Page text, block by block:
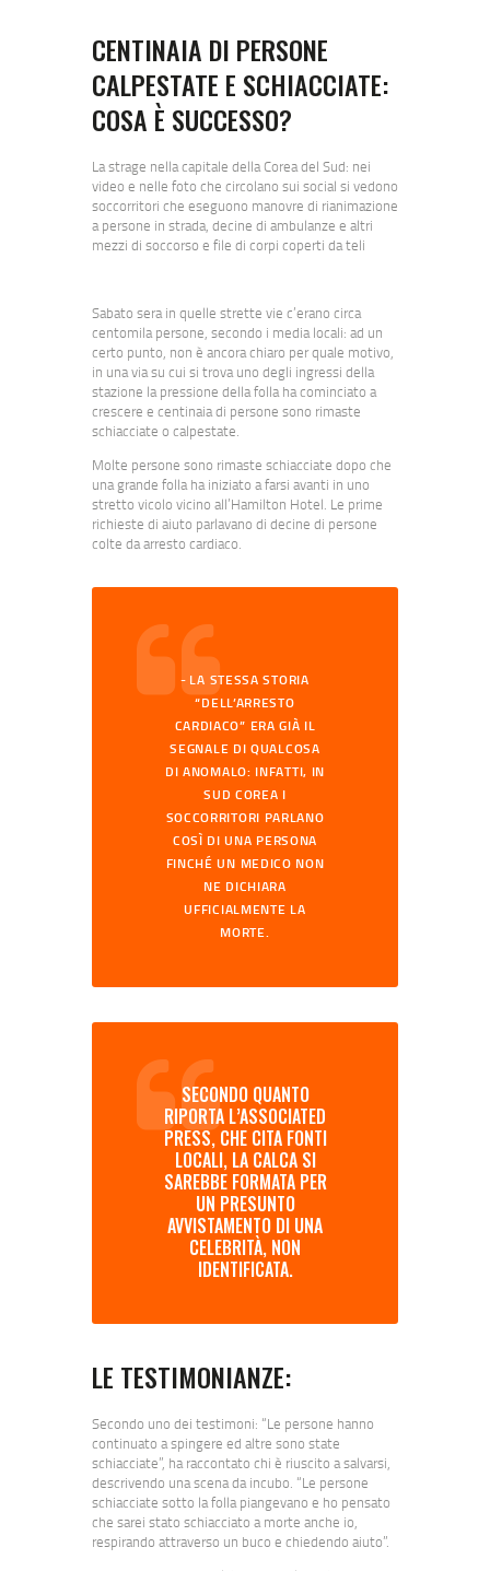
CENTINAIA DI PERSONE
CALPESTATE E SCHIACCIATE:
COSA È SUCCESSO?
La strage nella capitale della Corea del Sud: nei
video e nelle foto che circolano sui social si vedono
soccorritori che eseguono manovre di rianimazione
a persone in strada, decine di ambulanze e altri
mezzi di soccorso e file di corpi coperti da teli
Sabato sera in quelle strette vie c’erano circa
centomila persone, secondo i media locali: ad un
certo punto, non è ancora chiaro per quale motivo,
in una via su cui si trova uno degli ingressi della
stazione la pressione della folla ha cominciato a
crescere e centinaia di persone sono rimaste
schiacciate o calpestate.
Molte persone sono rimaste schiacciate dopo che
una grande folla ha iniziato a farsi avanti in uno
stretto vicolo vicino all’Hamilton Hotel. Le prime
richieste di aiuto parlavano di decine di persone
colte da arresto cardiaco.
LA STESSA STORIA
“DELL’ARRESTO
CARDIACO” ERA GIÀ IL
SEGNALE DI QUALCOSA
DI ANOMALO: INFATTI, IN
SUD COREA I
SOCCORRITORI PARLANO
COSÌ DI UNA PERSONA
FINCHÉ UN MEDICO NON
NE DICHIARA
UFFICIALMENTE LA
MORTE.
SECONDO QUANTO
RIPORTA L’ASSOCIATED
PRESS, CHE CITA FONTI
LOCALI, LA CALCA SI
SAREBBE FORMATA PER
UN PRESUNTO
AVVISTAMENTO DI UNA
CELEBRITÀ, NON
IDENTIFICATA.
LE TESTIMONIANZE:
Secondo uno dei testimoni: “Le persone hanno
continuato a spingere ed altre sono state
schiacciate”, ha raccontato chi è riuscito a salvarsi,
descrivendo una scena da incubo. “Le persone
schiacciate sotto la folla piangevano e ho pensato
che sarei stato schiacciato a morte anche io,
respirando attraverso un buco e chiedendo aiuto”.